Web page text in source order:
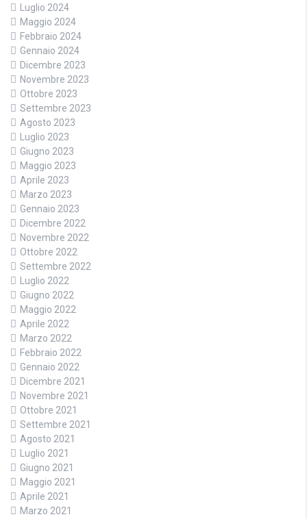
Luglio 2024
Maggio 2024
Febbraio 2024
Gennaio 2024
Dicembre 2023
Novembre 2023
Ottobre 2023
Settembre 2023
Agosto 2023
Luglio 2023
Giugno 2023
Maggio 2023
Aprile 2023
Marzo 2023
Gennaio 2023
Dicembre 2022
Novembre 2022
Ottobre 2022
Settembre 2022
Luglio 2022
Giugno 2022
Maggio 2022
Aprile 2022
Marzo 2022
Febbraio 2022
Gennaio 2022
Dicembre 2021
Novembre 2021
Ottobre 2021
Settembre 2021
Agosto 2021
Luglio 2021
Giugno 2021
Maggio 2021
Aprile 2021
Marzo 2021